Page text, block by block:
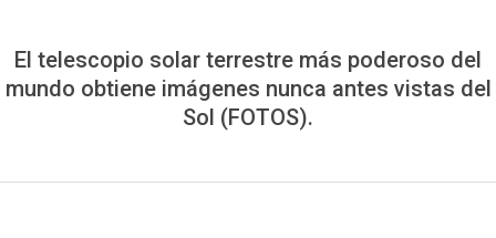
El telescopio solar terrestre más poderoso del
mundo obtiene imágenes nunca antes vistas del
Sol (FOTOS).